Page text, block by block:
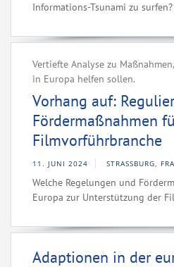
Informations-Tsunami zu surfen?
Vertiefte Analyse zu
in Europa helfen sollen.
Vorhang auf:
Fördermaßnahmen
Filmvorführbranche
11. JUNI 2024 STRASSBURG,
Welche Regelungen und
Europa zur Unterstützung der
Adaptionen in der